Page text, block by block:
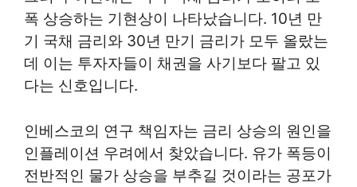
폭 상승하는 기현상이 나타났습니다. 10년 만
기 국채 금리와 30년 만기 금리가 모두 올랐는
데 이는 투자자들이 채권을 사기보다 팔고 있
다는 신호입니다.
인베스코의 연구 책임자는 금리 상승의 원인을
인플레이션 우려에서 찾았습니다. 유가 폭등이
전반적인 물가 상승을 부추길 것이라는 공포가